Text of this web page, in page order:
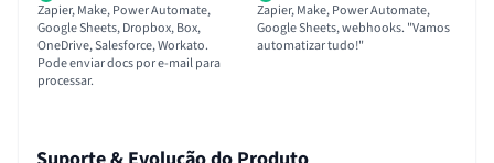
Zapier, Make, Power Automate,
Google Sheets, Dropbox, Box,
OneDrive, Salesforce, Workato.
Pode enviar docs por e-mail para
processar.
Zapier, Make, Power Automate,
Google Sheets, webhooks. "Vamos
automatizar tudo!"